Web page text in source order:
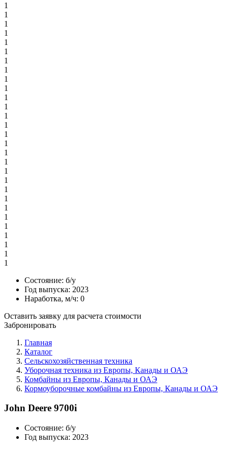
1
1
1
1
1
1
1
1
1
1
1
1
1
1
1
1
1
1
1
1
1
1
1
1
1
1
1
1
1
Состояние: б/у
Год выпуска: 2023
Наработка, м/ч: 0
Оставить заявку для расчета стоимости
Забронировать
Главная
Каталог
Сельскохозяйственная техника
Уборочная техника из Европы, Канады и ОАЭ
Комбайны из Европы, Канады и ОАЭ
Кормоуборочные комбайны из Европы, Канады и ОАЭ
John Deere 9700i
Состояние: б/у
Год выпуска: 2023